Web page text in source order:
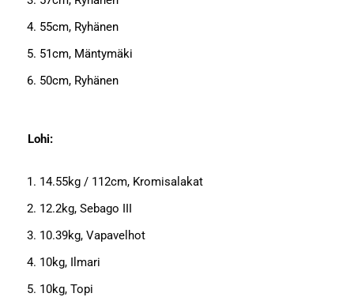
55cm, Ryhänen
51cm, Mäntymäki
50cm, Ryhänen
Lohi:
14.55kg / 112cm, Kromisalakat
12.2kg, Sebago III
10.39kg, Vapavelhot
10kg, Ilmari
10kg, Topi